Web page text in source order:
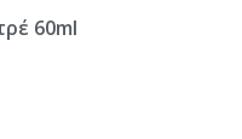
60ml